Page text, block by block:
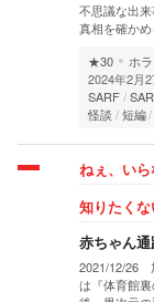
不思議な出
真相を確か
★30
ホ
2024年2月
SARF
怪談
短編
ねぇ、いら
知りたくな
赤ちゃん
2021/12/26
は『体育館